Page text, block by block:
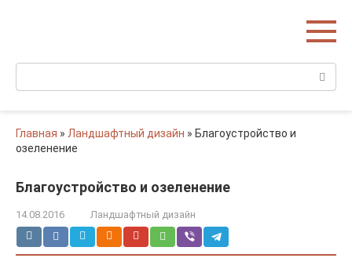
Поиск:
Главная » Ландшафтный дизайн » Благоустройство и
озеленение
Благоустройство и озеленение
14.08.2016 Ландшафтный дизайн